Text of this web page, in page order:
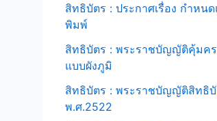
สิทธิบัตร : ประกาศเรื่อง กำหน
พิมพ์
สิทธิบัตร : พระราชบัญญัติคุ้มค
แบบผังภูมิ
สิทธิบัตร : พระราชบัญญัติสิทธิ
พ.ศ.2522